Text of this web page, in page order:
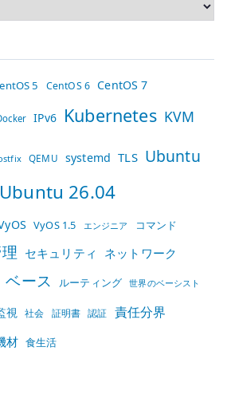
5 CentOS 6 CentOS 7
IPv6 Kubernetes KVM
QEMU systemd TLS Ubuntu
Ubuntu 26.04
VyOS 1.5 エンジニア コマンド
セキュリティ ネットワーク
ベース ルーティング 世界のベーシスト
視 社会 証明書 認証 責任分界
材 食生活